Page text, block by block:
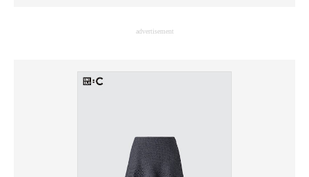
製造業のIT導入・活用を支援
advertisement